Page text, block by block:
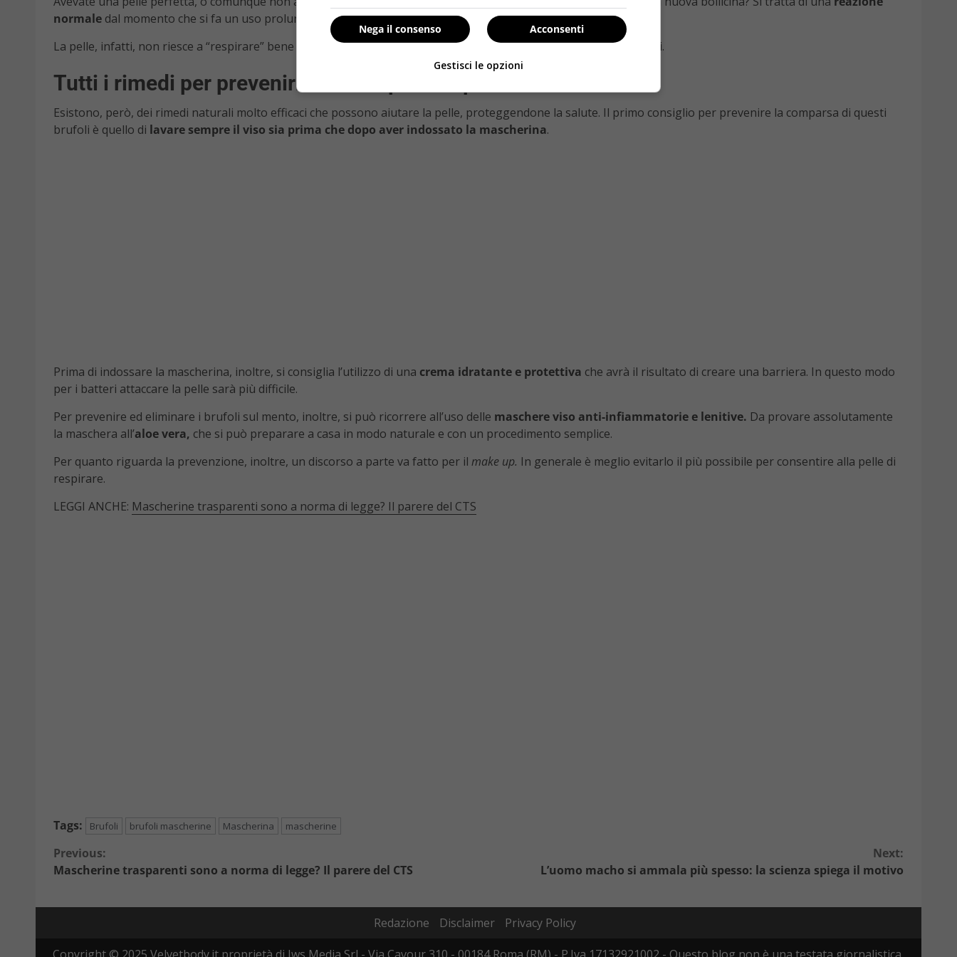
normale dal momento che si fa un uso prolungato dellamascherina facciale.
La pelle, infatti, non riesce a “respirare” bene e si crea un anbiente umido perfetto per la proliferazione dei batteri.
Tutti i rimedi per prevenirne la comparsa e per eliminarli
Esistono, però, dei rimedi naturali molto efficaci che possono aiutare la pelle, proteggendone la salute. Il primo consiglio per prevenire la comparsa di questi
brufoli è quello di lavare sempre il viso sia prima che dopo aver indossato la mascherina.
Prima di indossare la mascherina, inoltre, si consiglia l’utilizzo di una crema idratante e protettiva che avrà il risultato di creare una barriera. In questo modo
per i batteri attaccare la pelle sarà più difficile.
Per prevenire ed eliminare i brufoli sul mento, inoltre, si può ricorrere all’uso delle maschere viso anti-infiammatorie e lenitive. Da provare assolutamente
la maschera all’aloe vera, che si può preparare a casa in modo naturale e con un procedimento semplice.
Per quanto riguarda la prevenzione, inoltre, un discorso a parte va fatto per il make up. In generale è meglio evitarlo il più possibile per consentire alla pelle di
respirare.
LEGGI ANCHE: Mascherine trasparenti sono a norma di legge? Il parere del CTS
Tags: Brufoli brufoli mascherine Mascherina mascherine
Continue
Previous:
Mascherine trasparenti sono a norma di legge? Il parere del CTS
Next:
L’uomo macho si ammala più spesso: la scienza spiega il motivo
Redazione Disclaimer
Privacy Policy
Acconsenti
Nega il consenso
Gestisci le opzioni